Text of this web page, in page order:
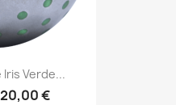
Verde...
€